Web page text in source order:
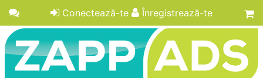
Conectează-te Înregistrează-te